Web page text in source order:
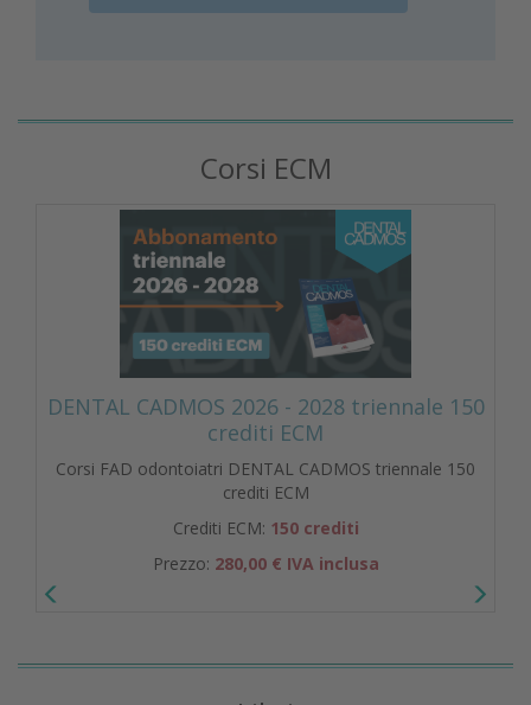
Corsi ECM
DENTAL CADMOS 2026 - 2028 triennale 150
crediti ECM
Corsi FAD odontoiatri DENTAL CADMOS triennale 150
crediti ECM
Crediti ECM: 150 crediti
Prezzo: 280,00 € IVA inclusa